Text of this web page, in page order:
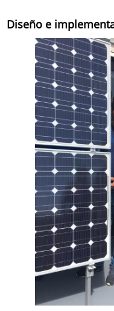
Diseño e